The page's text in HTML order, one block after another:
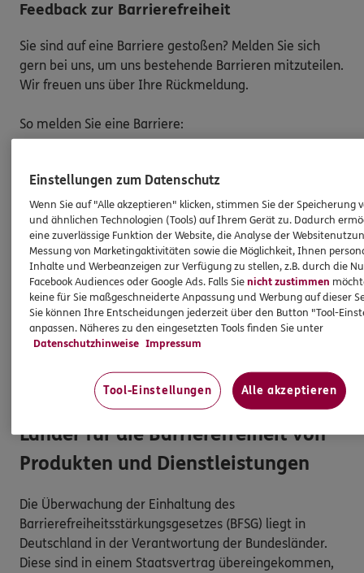
Feedback zur Barrierefreiheit
Sie sind auf eine Barriere gestoßen? Melden Sie sich
gern bei uns, um uns bestehende Barrieren mitzuteilen.
Wir freuen uns über Ihre Rückmeldung.
So melden Sie eine Barriere:
eine Barriere gestoßen sind. Kopieren Sie hierzu
Schicken Sie denLink zusammen mit einem
Hinweis auf den Text oder Service, der Ihnen
Schwierigkeiten bereitet hat, an:
barriere.melden@ergo.de
Bitte senden Sie an diese E-Mail-Adresse nur
Anmerkungen zum Thema „Barrierefreiheit“und
keine Daten oder Informationen zu Ihrem
persönlichen Versicherungsschutz.
Marktüberwachungsstelle der
Länder für die Barrierefreiheit von
Produkten und Dienstleistungen
Die Überwachung der Einhaltung des
Barrierefreiheitsstärkungsgesetzes (BFSG) liegt in
Deutschland in der Verantwortung der Bundesländer.
Diese sind in einem Staatsvertrag übereingekommen,
Einstellungen zum Datenschutz
Wenn Sie auf "Alle akzeptieren" klicken, stimmen Sie der Speicherung
und ähnlichen Technologien (Tools) auf Ihrem Gerät zu. Dadurch
eine zuverlässige Funktion der Website, die Analyse der
Messung von Marketingaktivitäten sowie die Möglichkeit, Ihnen
Inhalte und Werbeanzeigen zur Verfügung zu stellen, z.B. durch die
Facebook Audiences oder Google Ads. Falls Sienicht zustimmen
keine für Sie maßgeschneiderte Anpassung und Werbung auf dieser
Sie können Ihre Entscheidungen jederzeit über den Button "Tool-
anpassen. Näheres zu den eingesetzten Tools finden Sie unter
Datenschutzhinweise Impressum
Tool-Einstellungen Alle akzeptieren